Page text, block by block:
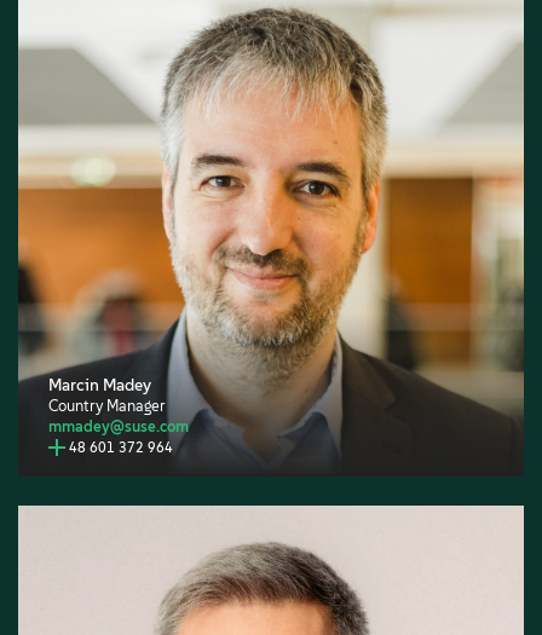
Marcin Madey
Country Manager
mmadey@suse.com
48 601 372 964